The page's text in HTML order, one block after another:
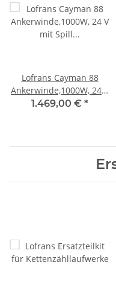
Lofrans Cayman 88
Ankerwinde,1000W, 24 V
mit Spill Aluminium für
1.469,00 € *